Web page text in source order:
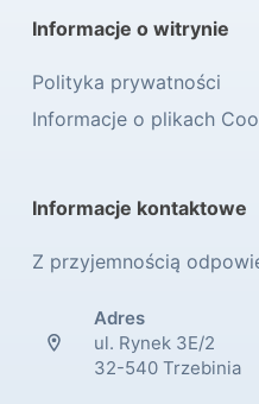
Informacje o witrynie
Polityka prywatności
Informacje o plikach
Informacje kontaktowe
Z przyjemnością
Adres
ul. Rynek 3E/2
32-540 Trzebinia